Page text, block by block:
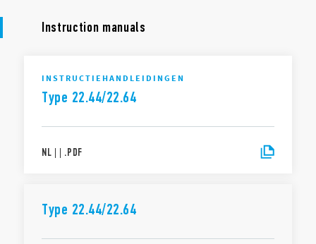
Instruction manuals
INSTRUCTIEHANDLEIDINGEN
Type 22.44/22.64
NL | | .PDF
Type 22.44/22.64